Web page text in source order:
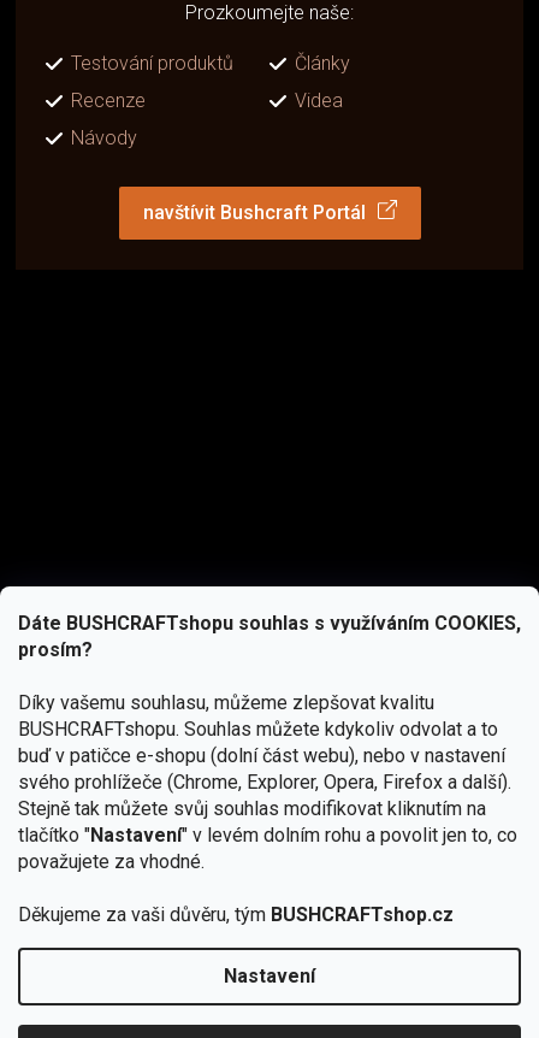
Dáte BUSHCRAFTshopu souhlas s využíváním COOKIES,
prosím?
Díky vašemu souhlasu, můžeme zlepšovat kvalitu
BUSHCRAFTshopu. Souhlas můžete kdykoliv odvolat a to
buď v patičce e-shopu (dolní část webu), nebo v nastavení
svého prohlížeče (Chrome, Explorer, Opera, Firefox a další).
Stejně tak můžete svůj souhlas modifikovat kliknutím na
tlačítko "Nastavení" v levém dolním rohu a povolit jen to, co
považujete za vhodné.
Děkujeme za vaši důvěru, tým BUSHCRAFTshop.cz
Nastavení
Prozkoumejte naše:
Testování produktů
Články
Recenze
Videa
Návody
navštívit Bushcraft Portál
podmínkami ochrany osobních údajů
Copyright 2026BUSHCRAFTshop.cz. Všechna práva
vyhrazena.Upravit nastavení cookies